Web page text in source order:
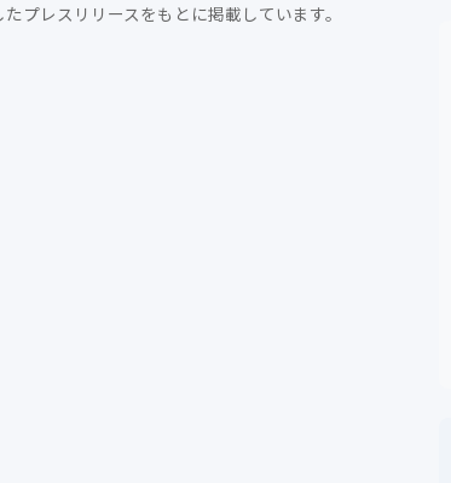
プレスリリースをもとに掲載しています。